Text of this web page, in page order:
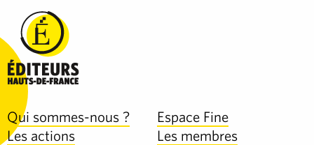
Qui sommes-nous ?
Espace Fine
Les actions
Les membres